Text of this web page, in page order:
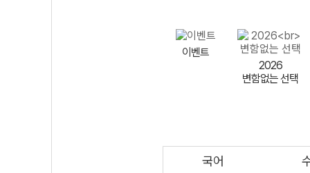
이벤트
2026
변함없는 선택
국어